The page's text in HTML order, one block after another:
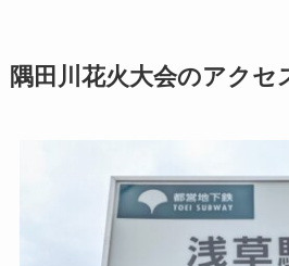
隅田川花火大会のアクセ